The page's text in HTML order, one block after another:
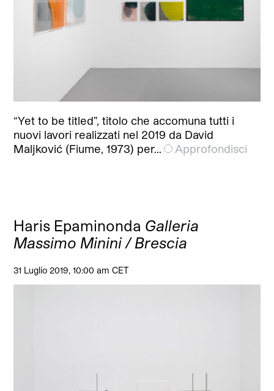
“Yet to be titled”, titolo che accomuna tutti i
nuovi lavori realizzati nel 2019 da David
Maljković (Fiume, 1973) per…
Approfondisci
Haris Epaminonda Galleria
Massimo Minini / Brescia
31 Luglio 2019, 10:00 am CET